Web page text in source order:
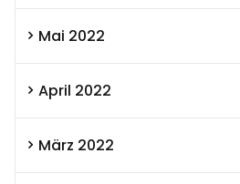
Mai 2022
April 2022
März 2022